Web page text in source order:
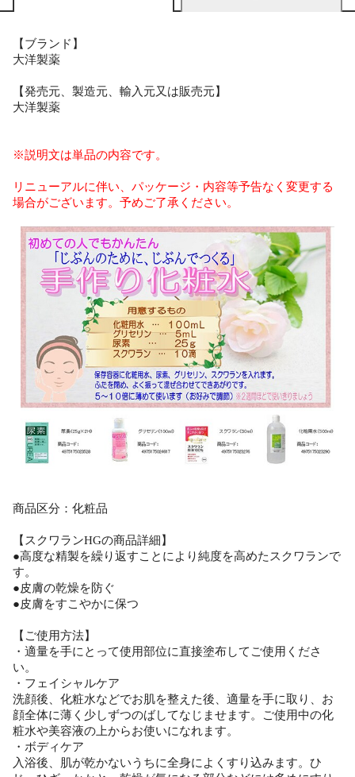
【ブランド】
大洋製薬
【発売元、製造元、輸入元又は販売元】
大洋製薬
※説明文は単品の内容です。
リニューアルに伴い、パッケージ・内容等予告なく変更する
場合がございます。予めご了承ください。
商品区分：化粧品
【スクワランHGの商品詳細】
●高度な精製を繰り返すことにより純度を高めたスクワランで
す。
●皮膚の乾燥を防ぐ
●皮膚をすこやかに保つ
【ご使用方法】
・適量を手にとって使用部位に直接塗布してご使用くださ
い。
・フェイシャルケア
洗顔後、化粧水などでお肌を整えた後、適量を手に取り、お
顔全体に薄く少しずつのばしてなじませます。ご使用中の化
粧水や美容液の上からお使いになれます。
・ボディケア
入浴後、肌が乾かないうちに全身によくすり込みます。ひ